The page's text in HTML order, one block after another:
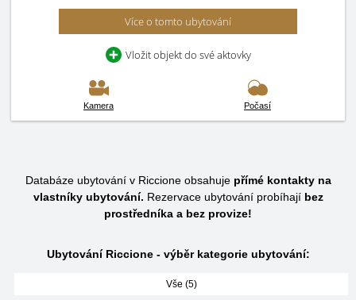
Více o tomto ubytování
Vložit objekt do své aktovky
Kamera Počasí
Databáze ubytování v Riccione obsahuje přímé kontakty na
vlastníky ubytování. Rezervace ubytování probíhají bez
prostředníka a bez provize!
Ubytování Riccione - výběr kategorie ubytování:
Vše (5)